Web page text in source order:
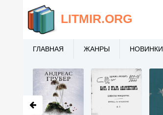
LITMIR.ORG
ГЛАВНАЯ ЖАНРЫ НОВИНКИ